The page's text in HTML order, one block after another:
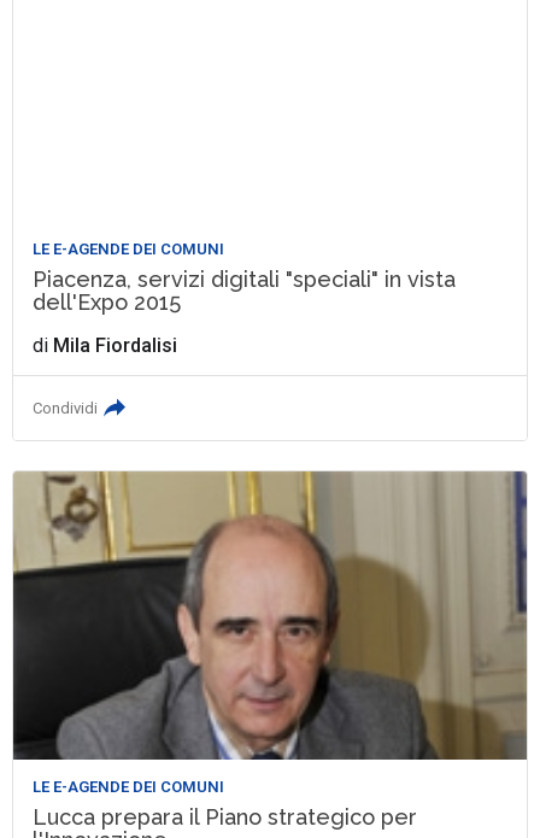
LE E-AGENDE DEI COMUNI
Piacenza, servizi digitali "speciali" in vista
dell'Expo 2015
di Mila Fiordalisi
Condividi
LE E-AGENDE DEI COMUNI
Lucca prepara il Piano strategico per